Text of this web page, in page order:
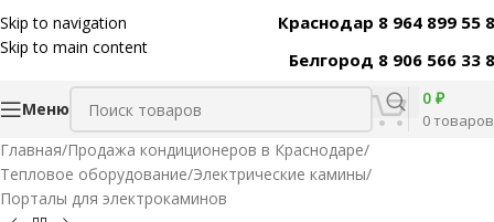
Skip to navigation
Skip to main content
Краснодар 8 964 899 55
Белгород 8 906 566 33
Меню
0товаров
0 ₽
Главная/Продажа кондиционеров в Краснодаре/
Тепловое оборудование/Электрические камины/
Порталы для электрокаминов
Код товара:31336